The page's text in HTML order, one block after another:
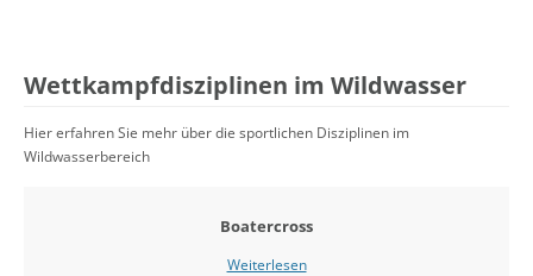
Wettkampfdisziplinen im Wildwasser
Hier erfahren Sie mehr über die sportlichen Disziplinen im
Wildwasserbereich
Boatercross
Weiterlesen